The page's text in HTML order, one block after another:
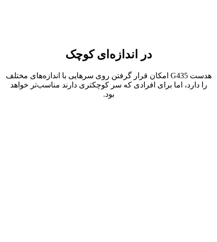
در اندازه‌ای کوچک
هدست G435 امکان قرار گرفتن روی سرهایی با اندازه‌های مختلف
را دارد، اما برای افرادی که سر کوچکتری دارند مناسب‌تر خواهد
بود.